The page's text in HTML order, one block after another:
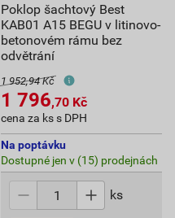
Poklop šachtový Best
KAB01 A15 BEGU v litinovo-
betonovém rámu bez
odvětrání
1 952,94 Kč
1 796,70 Kč
cena za ks s DPH
Na poptávku
Dostupné jen v (15) prodejnách
ks